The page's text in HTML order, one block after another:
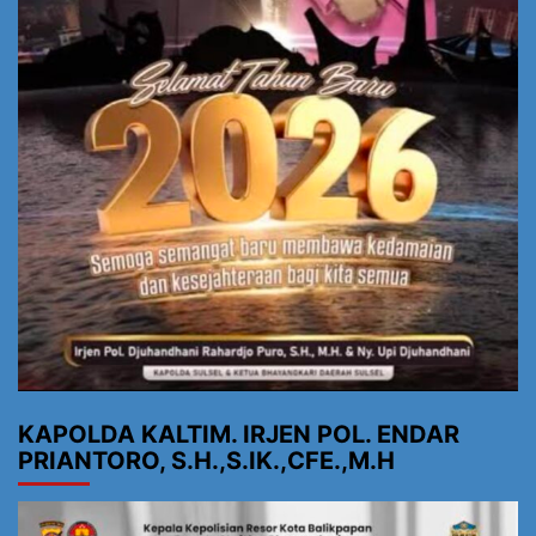
KAPOLDA KALTIM. IRJEN POL. ENDAR
PRIANTORO, S.H.,S.IK.,CFE.,M.H